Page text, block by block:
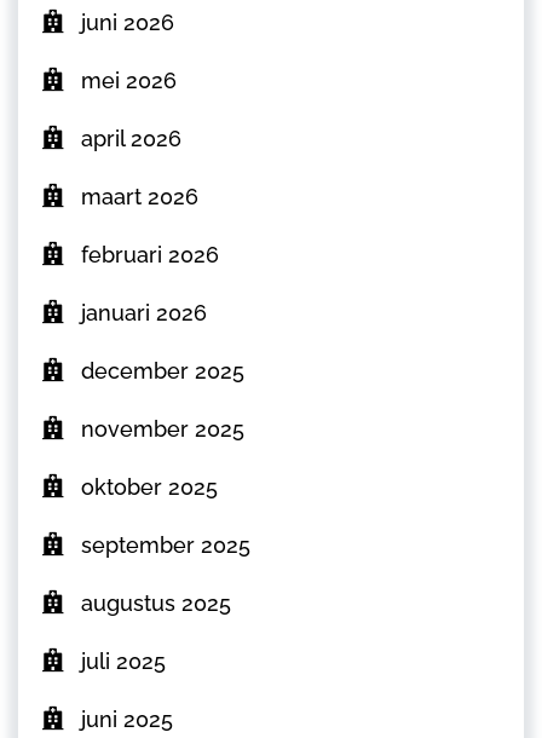
juni 2026
mei 2026
april 2026
maart 2026
februari 2026
januari 2026
december 2025
november 2025
oktober 2025
september 2025
augustus 2025
juli 2025
juni 2025